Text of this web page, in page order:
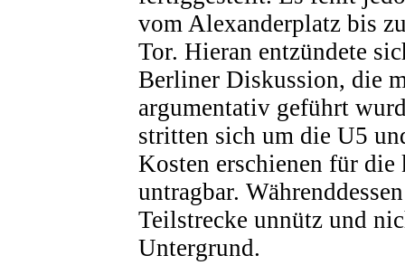
vom Alexanderplatz bis
Tor. Hieran entzündete
Berliner Diskussion, die
argumentativ geführt
stritten sich um die U5
Kosten erschienen für die
untragbar.
Teilstrecke unnütz und
Untergrund.